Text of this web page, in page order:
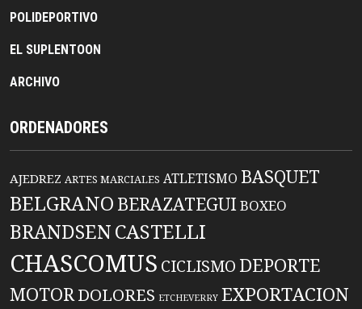
POLIDEPORTIVO
EL SUPLENTOON
ARCHIVO
ORDENADORES
AJEDREZ ARTES MARCIALES ATLETISMO BASQUET
BELGRANO BERAZATEGUIBOXEO
BRANDSENCASTELLI
CHASCOMUS CICLISMO DEPORTE
MOTORDOLORES ETCHEVERRY EXPORTACION